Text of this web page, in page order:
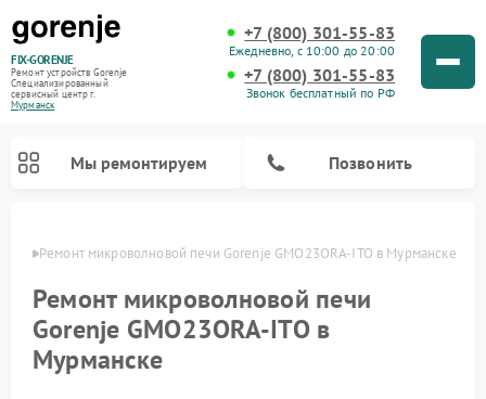
FIX-GORENJE
Ремонт устройств Gorenje
Специализированный
cервисный центр г.
Мурманск
+7 (800) 301-55-83
Ежедневно, с 10:00 до 20:00
+7 (800) 301-55-83
Звонок бесплатный по РФ
Мы ремонтируем Позвонить
Ремонт микроволновой печи Gorenje GMO23ORA-ITO в Мурманске
Ремонт микроволновой печи
Gorenje GMO23ORA-ITO в
Мурманске